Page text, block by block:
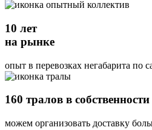
10 лет
на рынке
опыт в перевозках негабарита
160 тралов в собственности
можем организовать доставку